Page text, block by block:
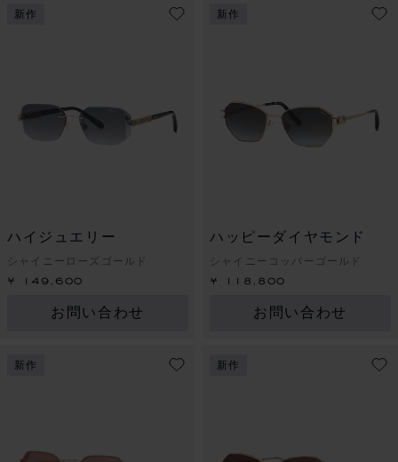
新作
ハイジュエリー
シャイニーローズゴールド
¥ 149,600
お問い合わせ
新作
ハッピーダイヤモンド
シャイニーコッパーゴールド
¥ 118,800
お問い合わせ
新作 新作